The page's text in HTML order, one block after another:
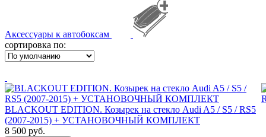
Аксессуары к автобоксам
сортировка по:
BLACKOUT EDITION. Козырек на стекло Audi A5 / S5 / RS5
(2007-2015) + УСТАНОВОЧНЫЙ КОМПЛЕКТ
8 500 руб.